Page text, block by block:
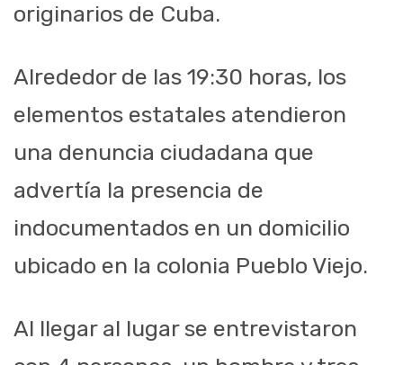
originarios de Cuba.
Alrededor de las 19:30 horas, los
elementos estatales atendieron
una denuncia ciudadana que
advertía la presencia de
indocumentados en un domicilio
ubicado en la colonia Pueblo Viejo.
Al llegar al lugar se entrevistaron